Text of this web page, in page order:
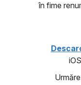
în fime